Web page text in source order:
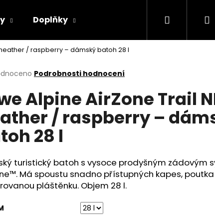
Doplňky Hledat
/ raspberry – dámský batoh 28 l
Podrobnosti hodnocení
Alpine AirZone Trail
/ raspberry –
28 l
turistický batoh s vysoce prodyšným zádovým
Má spoustu snadno přístupných kapes,
pláštěnku. Objem 28 l.
HLEDAT
DÍVČÍ PAPUČKY FARE 4111451